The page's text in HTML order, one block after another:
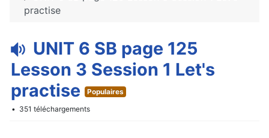
practise
a
u
d
i
UNIT 6 SB page 125
Lesson 3 Session 1 Let's
practise
Populaires
351 téléchargements